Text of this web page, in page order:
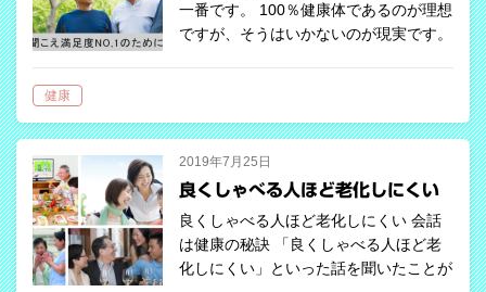
一番です。 100％健康体であるのが理想
ですが、そうはいかないのが現実です。
さ…
健康
2019年7月25日
良くしゃべる人ほど老化しにくい
良くしゃべる人ほど老化しにくい 会話
は健康の秘訣 「良くしゃべる人ほど老
化しにくい」といった話を聞いたことが